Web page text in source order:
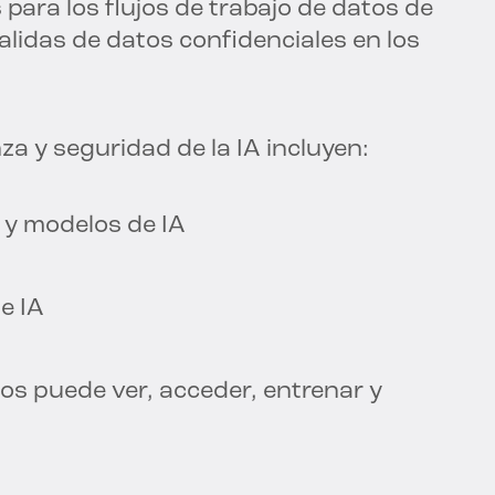
los flujos de trabajo de datos de
de datos confidenciales en los
y seguridad de la IA incluyen:
modelos de IA
IA
puede ver, acceder, entrenar y